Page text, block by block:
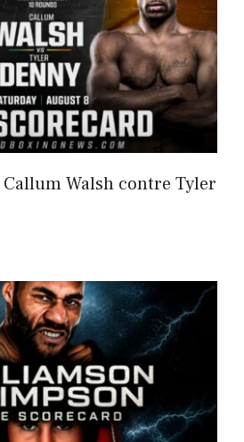
Walsh contre Tyler